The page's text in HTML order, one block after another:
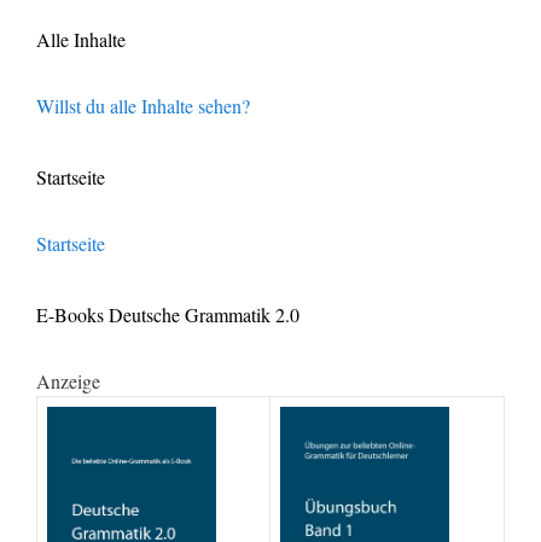
Alle Inhalte
Willst du alle Inhalte sehen?
Startseite
Startseite
E-Books Deutsche Grammatik 2.0
Anzeige